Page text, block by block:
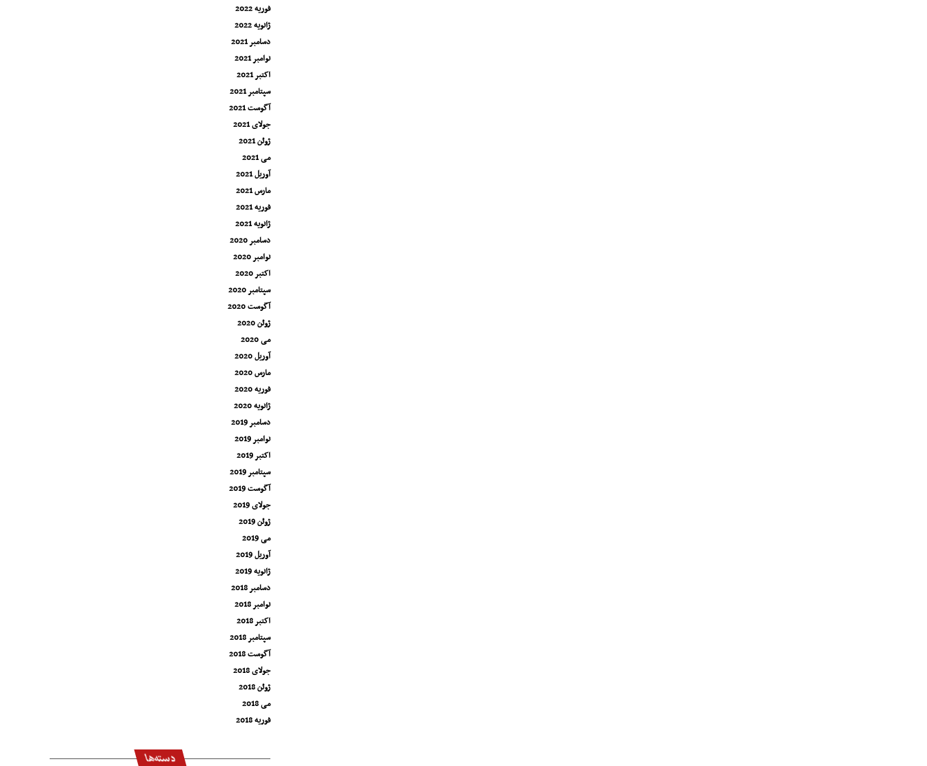
فوریه 2022
ژانویه 2022
دسامبر 2021
نوامبر 2021
اکتبر 2021
سپتامبر 2021
آگوست 2021
جولای 2021
ژوئن 2021
می 2021
آوریل 2021
مارس 2021
فوریه 2021
ژانویه 2021
دسامبر 2020
نوامبر 2020
اکتبر 2020
سپتامبر 2020
آگوست 2020
ژوئن 2020
می 2020
آوریل 2020
مارس 2020
فوریه 2020
ژانویه 2020
دسامبر 2019
نوامبر 2019
اکتبر 2019
سپتامبر 2019
آگوست 2019
جولای 2019
ژوئن 2019
می 2019
آوریل 2019
ژانویه 2019
دسامبر 2018
نوامبر 2018
اکتبر 2018
سپتامبر 2018
آگوست 2018
جولای 2018
ژوئن 2018
می 2018
فوریه 2018
دسته‌ها